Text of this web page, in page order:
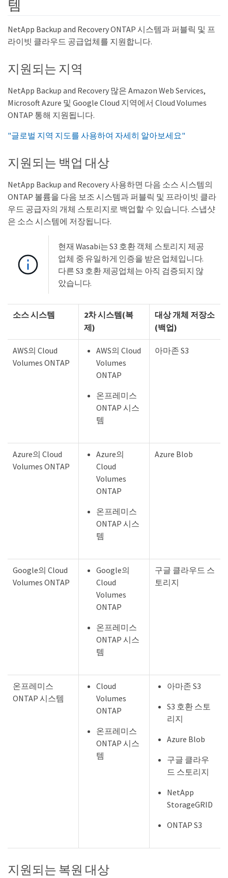
템
NetApp Backup and Recovery ONTAP 시스템과 퍼블릭 및 프
라이빗 클라우드 공급업체를 지원합니다.
지원되는 지역
NetApp Backup and Recovery 많은 Amazon Web Services,
Microsoft Azure 및 Google Cloud 지역에서 Cloud Volumes
ONTAP 통해 지원됩니다.
"글로벌 지역 지도를 사용하여 자세히 알아보세요"
지원되는 백업 대상
NetApp Backup and Recovery 사용하면 다음 소스 시스템의
ONTAP 볼륨을 다음 보조 시스템과 퍼블릭 및 프라이빗 클라
우드 공급자의 개체 스토리지로 백업할 수 있습니다. 스냅샷
은 소스 시스템에 저장됩니다.
현재 Wasabi는 S3 호환 객체 스토리지 제공
업체 중 유일하게 인증을 받은 업체입니다.
다른 S3 호환 제공업체는 아직 검증되지 않
았습니다.
소스 시스템
2차 시스템(복
제)
대상 개체 저장소
(백업)
AWS의 Cloud
Volumes ONTAP
AWS의 Cloud
Volumes
ONTAP
온프레미스
ONTAP 시스
템
아마존 S3
Azure의 Cloud
Volumes ONTAP
Azure의
Cloud
Volumes
ONTAP
온프레미스
ONTAP 시스
템
Azure Blob
Google의 Cloud
Volumes ONTAP
Google의
Cloud
Volumes
ONTAP
온프레미스
ONTAP 시스
템
구글 클라우드 스
토리지
온프레미스
ONTAP 시스템
Cloud
Volumes
ONTAP
온프레미스
ONTAP 시스
템
아마존 S3
S3 호환 스토
리지
Azure Blob
구글 클라우
드 스토리지
NetApp
StorageGRID
ONTAP S3
지원되는 복원 대상